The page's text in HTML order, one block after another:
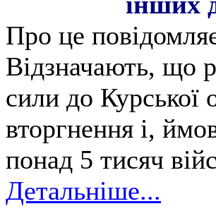
Про це
Відзначають, що
сили до Курської
вторгнення і,
понад 5 тисяч
Детальніше...